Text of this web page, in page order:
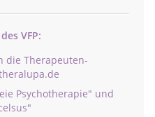
VFP:
die Therapeuten-
Psychotherapie" und